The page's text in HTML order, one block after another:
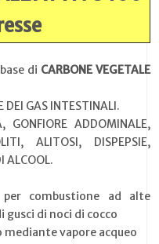
di CARBONE VEGETALE
GAS INTESTINALI.
ADDOMINALE,
ALITOSI, DISPEPSIE,
ALCOOL.
combustione ad alte
di noci di cocco
vapore acqueo